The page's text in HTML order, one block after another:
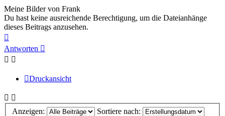
Meine Bilder von Frank
Du hast keine ausreichende Berechtigung, um die Dateianhänge
dieses Beitrags anzusehen.
oben
Antworten
Druckansicht
Anzeigen:
Sortiere nach: